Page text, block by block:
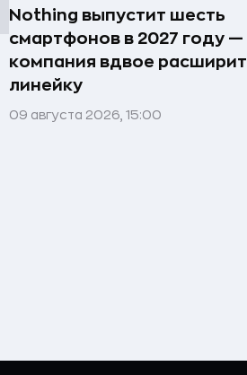
Nothing выпустит шесть
смартфонов в 2027 году —
компания вдвое расширит
линейку
09 августа 2026, 15:00